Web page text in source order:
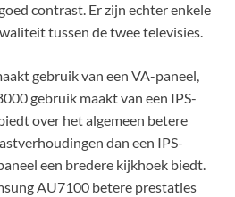
contrast. Er zijn echter enkele
tussen de twee televisies.
gebruik van een VA-paneel,
gebruik maakt van een IPS-
over het algemeen betere
dan een IPS-
een bredere kijkhoek biedt.
AU7100 betere prestaties